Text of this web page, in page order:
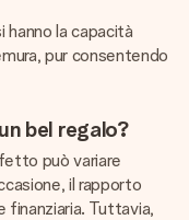
hanno la capacità
pur consentendo
bel regalo?
può variare
il rapporto
finanziaria. Tuttavia,